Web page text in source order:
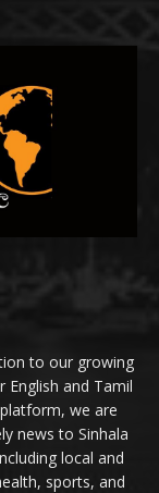
to our growing
and Tamil
we are
news to Sinhala
local and
sports, and